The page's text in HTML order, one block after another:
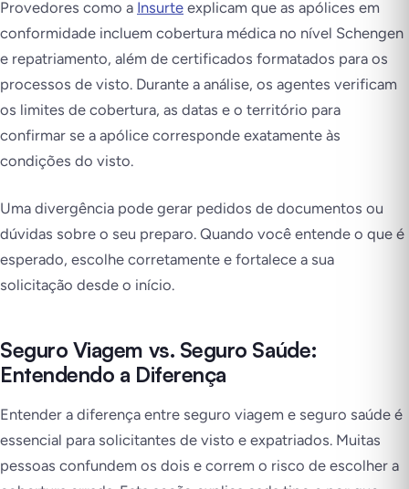
Provedores como a Insurte explicam que as apólices em
conformidade incluem cobertura médica no nível Schengen
e repatriamento, além de certificados formatados para os
processos de visto. Durante a análise, os agentes verificam
os limites de cobertura, as datas e o território para
confirmar se a apólice corresponde exatamente às
condições do visto.
Uma divergência pode gerar pedidos de documentos ou
dúvidas sobre o seu preparo. Quando você entende o que é
esperado, escolhe corretamente e fortalece a sua
solicitação desde o início.
Seguro Viagem vs. Seguro Saúde:
Entendendo a Diferença
Entender a diferença entre seguro viagem e seguro saúde é
essencial para solicitantes de visto e expatriados. Muitas
pessoas confundem os dois e correm o risco de escolher a